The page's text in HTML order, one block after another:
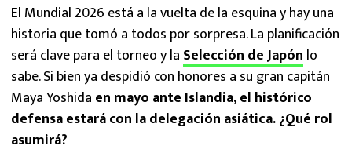
El Mundial 2026 está a la vuelta de la esquina y hay una
historia que tomó a todos por sorpresa. La planificación
será clave para el torneo y la Selección de Japón lo
sabe. Si bien ya despidió con honores a su gran capitán
Maya Yoshida en mayo ante Islandia, el histórico
defensa estará con la delegación asiática. ¿Qué rol
asumirá?